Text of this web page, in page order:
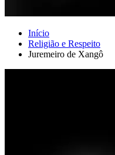
Início
Religião e Respeito
Juremeiro de Xangô